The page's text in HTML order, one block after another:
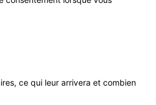
ce qui leur arrivera et combien